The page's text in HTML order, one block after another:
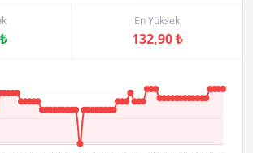
En Yüksek
132,90 ₺